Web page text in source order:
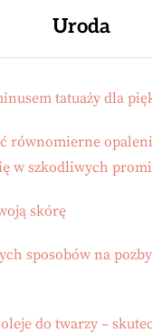
Uroda
tatuaży dla
równomierne
w szkodliwych
skórę
sposobów na
do twarzy –